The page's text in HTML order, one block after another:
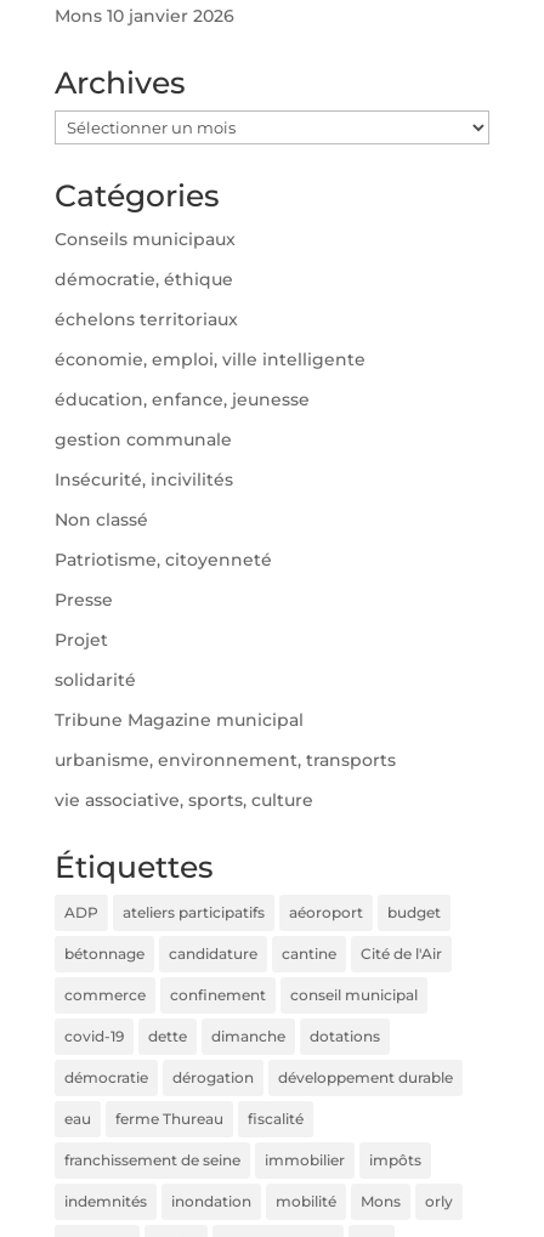
Mons 10 janvier 2026
Archives
Archives
Catégories
Conseils municipaux
démocratie, éthique
échelons territoriaux
économie, emploi, ville intelligente
éducation, enfance, jeunesse
gestion communale
Insécurité, incivilités
Non classé
Patriotisme, citoyenneté
Presse
Projet
solidarité
Tribune Magazine municipal
urbanisme, environnement, transports
vie associative, sports, culture
Étiquettes
ADP ateliers participatifs aéoroport budget
bétonnage candidature cantine Cité de l'Air
commerce confinement conseil municipal
covid-19 dette dimanche dotations
démocratie dérogation développement durable
eau ferme Thureau fiscalité
franchissement de seine immobilier impôts
indemnités inondation mobilité Mons orly